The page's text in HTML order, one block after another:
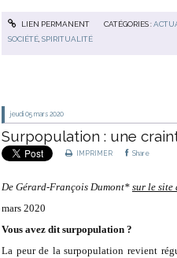
LIEN PERMANENT CATÉGORIES :
SOCIÉTÉ ,SPIRITUALITÉ
jeudi 05 mars 2020
Surpopulation : une
IMPRIMER Share
De Gérard-François Dumont* sur le site
mars 2020
Vous avez dit surpopulation ?
La peur de la surpopulation revient